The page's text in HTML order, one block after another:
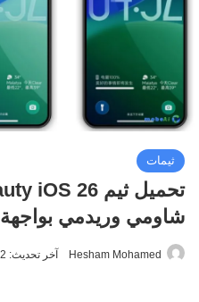
ثيمات
شاومي وريدمي بواجهة HyperOS
Hesham Mohamed آخر تحديث: 2 أغسطس، 2025